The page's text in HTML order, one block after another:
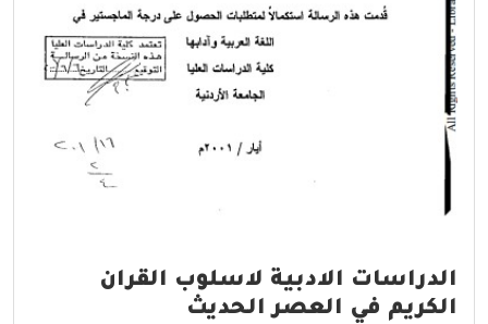
الدراسات الادبية لاسلوب القران
الكريم في العصر الحديث